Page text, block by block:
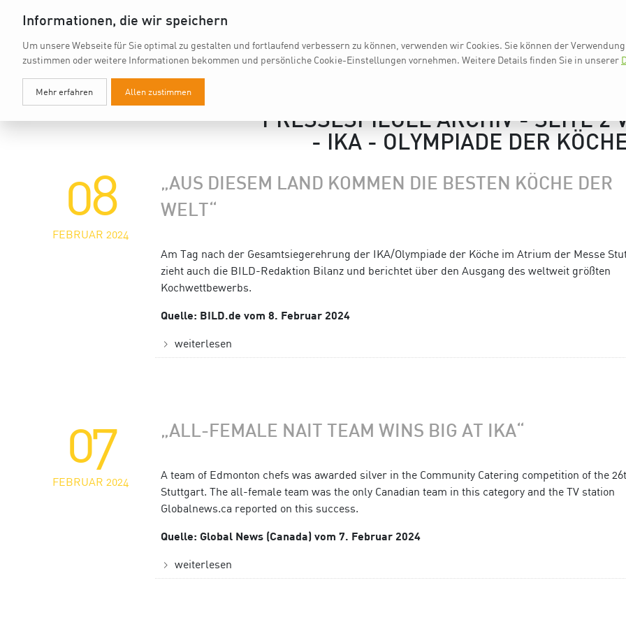
AUF EINEN BLICK IKA 2024
PRESSESPIEGEL ARCHIV - SEITE 2
- IKA - OLYMPIADE DER
08
FEBRUAR 2024
„AUS DIESEM LAND KOMMEN DIE BESTEN KÖCHE DER
WELT“
Am Tag nach der Gesamtsiegerehrung der IKA/Olympiade der Köche im Atrium der Messe
zieht auch die BILD-Redaktion Bilanz und berichtet über den Ausgang des weltweit größten
Kochwettbewerbs.
Quelle: BILD.de vom 8. Februar 2024
weiterlesen
07
FEBRUAR 2024
„ALL-FEMALE NAIT TEAM WINS BIG AT IKA“
A team of Edmonton chefs was awarded silver in the Community Catering competition of the
Stuttgart. The all-female team was the only Canadian team in this category and the TV station
Globalnews.ca reported on this success.
Quelle: Global News (Canada) vom 7. Februar 2024
weiterlesen
Informationen, die wir speichern
Um unsere Webseite für Sie optimal zu gestalten und fortlaufend verbessern zu können, verwenden wir Cookies. Sie können der
zustimmen oder weitere Informationen bekommen und persönliche Cookie-Einstellungen vornehmen. Weitere Details finden Sie in unserer
Mehr erfahren Allen zustimmen